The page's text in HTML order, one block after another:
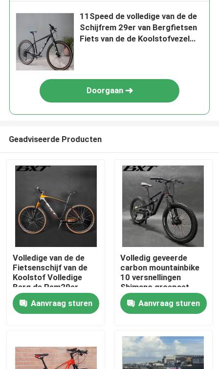
Thuis
Producten
11Speed de volledige van de de
Schijfrem 29er van Bergfietsen
Fiets van de de Koolstofvezel
Doorgaan
Geadviseerde Producten
Volledige van de de
Fietsenschijf van de
Koolstof Volledige
Berg de Rem29er
Shimano Groep 11
SnelheidAanvraag sturen
Volledig geveerde
carbon mountainbike
10 versnellingen
Shimano groepset
voor kinderen
Aanvraag sturen